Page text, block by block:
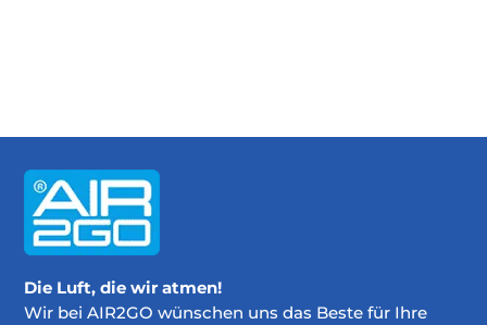
Die Luft, die wir atmen!
Wir bei AIR2GO wünschen uns das Beste für Ihre